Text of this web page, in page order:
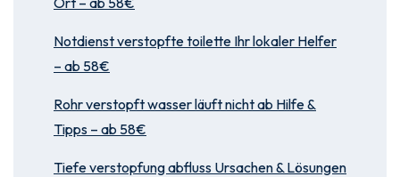
Notdienst verstopfte toilette Ihr lokaler Helfer
– ab 58€
Rohr verstopft wasser läuft nicht ab Hilfe &
Tipps – ab 58€
Tiefe verstopfung abfluss Ursachen & Lösungen